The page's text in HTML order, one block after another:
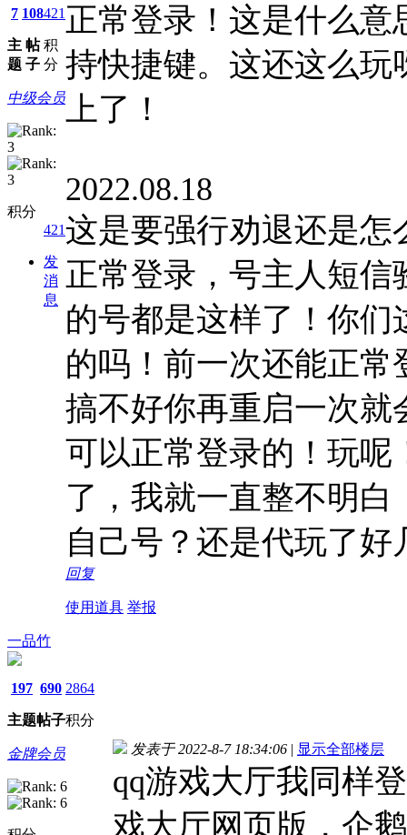
7
主
题
108
帖
子
421
积
分
中级会员
积分
421
发
消
息
正常登录！这是什么意
持快捷键。这还这么玩
上了！
2022.08.18
这是要强行劝退还是怎
正常登录，号主人短
的号都是这样了！你
的吗！前一次还能正
搞不好你再重启一次就
可以正常登录的！玩呢
了，我就一直整不明
自己号？还是代玩了
回复
使用道具 举报
一品竹
197
主题
690
帖子
2864
积分
金牌会员 发表于 2022-8-7 18:34:06 | 显示全部楼层
qq游戏大厅我同样
戏大厅网页版，企